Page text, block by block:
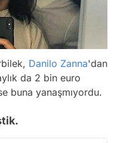
Danilo Zanna'dan
da 2 bin euro
buna yanaşmıyordu.